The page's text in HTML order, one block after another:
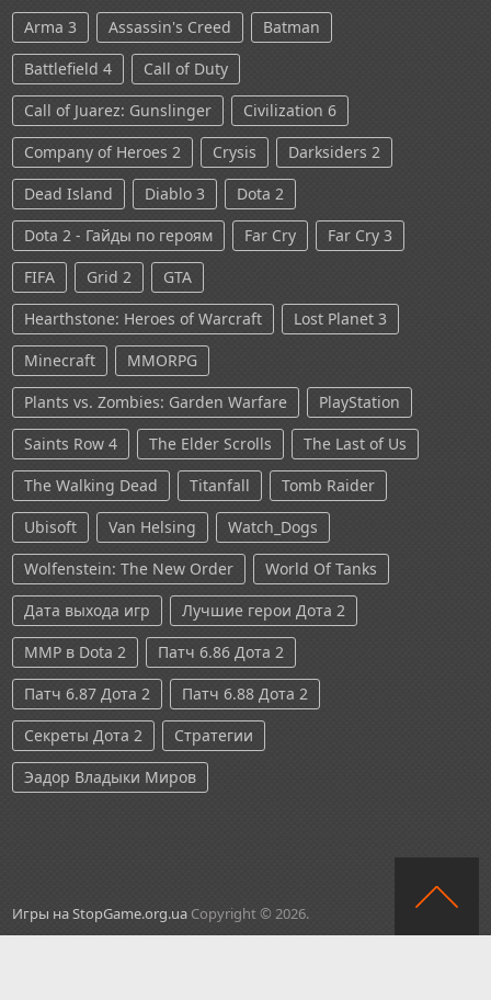
Arma 3 Assassin's Creed
Batman
Battlefield 4
Call of Duty
Call of Juarez: Gunslinger
Civilization 6
Company of Heroes 2
Crysis
Darksiders 2
Dead Island
Diablo 3
Dota 2
Dota 2 - Гайды по героям
Far Cry
Far Cry 3
FIFA
Grid 2
GTA
Hearthstone: Heroes of Warcraft
Lost Planet 3
Minecraft
MMORPG
Plants vs. Zombies: Garden Warfare
PlayStation
Saints Row 4
The Elder Scrolls
The Last of Us
The Walking Dead
Titanfall
Tomb Raider
Ubisoft
Van Helsing
Watch_Dogs
Wolfenstein: The New Order
World Of Tanks
Дата выхода игр
Лучшие герои Дота 2
ММР в Dota 2
Патч 6.86 Дота 2
Патч 6.87 Дота 2
Патч 6.88 Дота 2
Секреты Дота 2
Стратегии
Эадор Владыки Миров
Игры на StopGame.org.ua Copyright © 2026.